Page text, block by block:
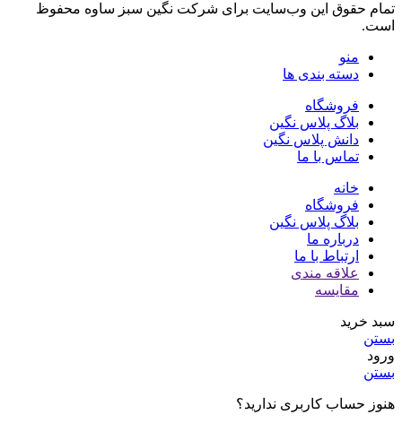
تمام حقوق اين وب‌سايت برای شرکت نگین سبز ساوه محفوظ
است.
منو
دسته بندی ها
فروشگاه
بلاگ پلاس نگین
دانش پلاس نگین
تماس با ما
خانه
فروشگاه
بلاگ پلاس نگین
درباره ما
ارتباط با ما
علاقه مندی
مقایسه
سبد خرید
بستن
ورود
بستن
هنوز حساب کاربری ندارید؟